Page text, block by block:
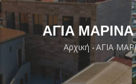
ΑΓΙΑ
Αρχική -ΑΓΙΑ